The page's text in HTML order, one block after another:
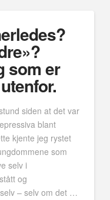
som er
siden at det var
blant
kjente jeg rystet
som
selv i
og
– selv om det …